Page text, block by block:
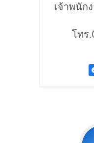
เจ้าพนัก
โทร